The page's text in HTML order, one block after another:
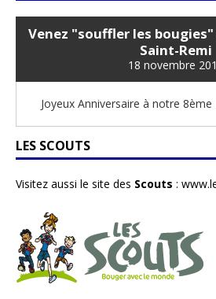
Venez "souffler les
Saint-Remi
18 novembre
Joyeux Anniversaire à notre
LES SCOUTS
Visitez aussi le site des Scouts :